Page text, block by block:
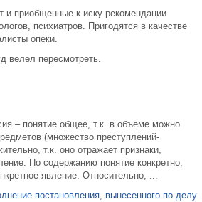
приобщенные к иску рекомендации
психиатров. Пригодятся в качестве
опеки.
велел пересмотреть.
– понятие общее, т.к. в объеме можно
(множество преступлений-
т.к. оно отражает признаки,
По содержанию понятие конкретно,
явление. Относительно, ...
постановления, вынесенного по делу